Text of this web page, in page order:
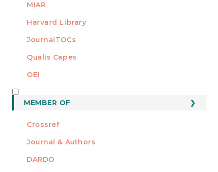
MIAR
Harvard Library
JournalTOCs
Qualis Capes
OEI
MEMBER OF
Crossref
Journal & Authors
DARDO